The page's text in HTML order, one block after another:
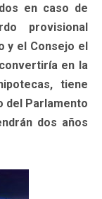
en caso de
provisional
y el Consejo el
en la
tiene
del Parlamento
dos años